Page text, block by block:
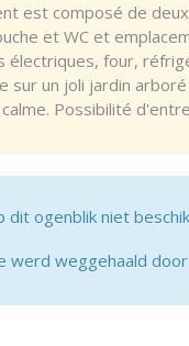
est composé de
et WC et
électriques, four,
sur un joli jardin
Possibilité
dit ogenblik niet
werd weggehaald